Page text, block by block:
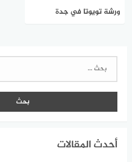
ورشة تويوتا في جدة
أحدث المقالات